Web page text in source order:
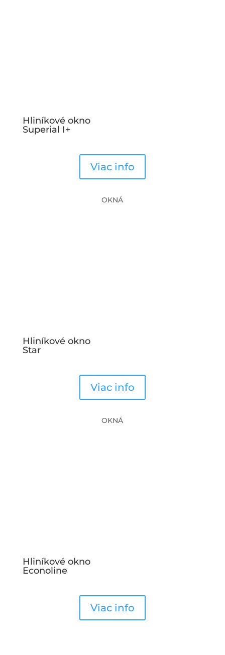
Hliníkové okno
Superial I+
Viac info
OKNÁ
Hliníkové okno
Star
Viac info
OKNÁ
Hliníkové okno
Econoline
Viac info